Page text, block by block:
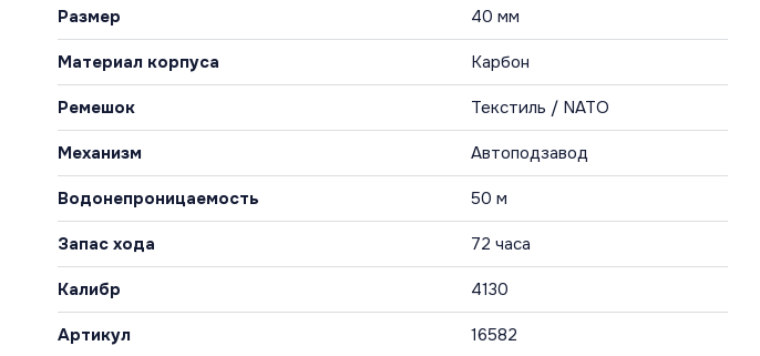
Размер 40 мм
Материал корпуса Карбон
Ремешок Текстиль / NATO
Механизм Автоподзавод
Водонепроницаемость 50 м
Запас хода 72 часа
Калибр 4130
Артикул 16582